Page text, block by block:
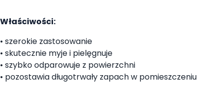
Właściwości:
• szerokie zastosowanie
• skutecznie myje i pielęgnuje
• szybko odparowuje z powierzchni
• pozostawia długotrwały zapach w pomieszczeniu